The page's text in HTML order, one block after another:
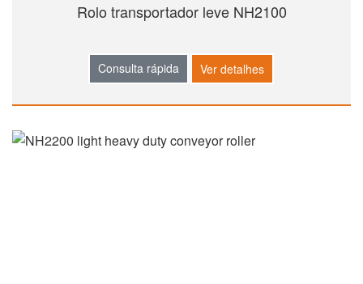
Rolo transportador leve NH2100
Consulta rápida Ver detalhes